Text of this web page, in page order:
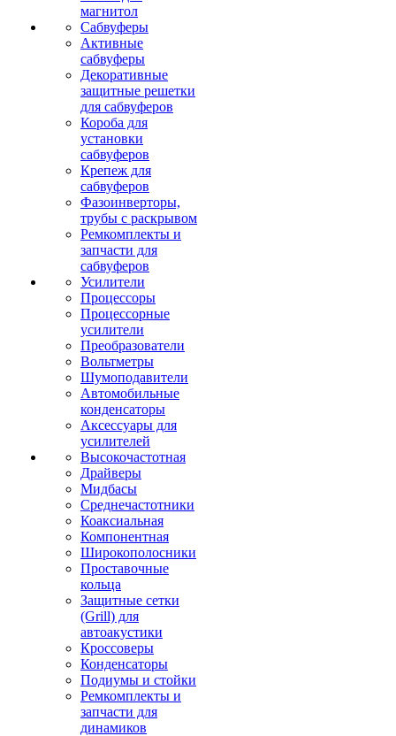
магнитол
Сабвуферы
Активные
сабвуферы
Декоративные
защитные решетки
для сабвуферов
Короба для
установки
сабвуферов
Крепеж для
сабвуферов
Фазоинверторы,
трубы с раскрывом
Ремкомплекты и
запчасти для
сабвуферов
Усилители
Процессоры
Процессорные
усилители
Преобразователи
Вольтметры
Шумоподавители
Автомобильные
конденсаторы
Аксессуары для
усилителей
Высокочастотная
Драйверы
Мидбасы
Среднечастотники
Коаксиальная
Компонентная
Широкополосники
Проставочные
кольца
Защитные сетки
(Grill) для
автоакустики
Кроссоверы
Конденсаторы
Подиумы и стойки
Ремкомплекты и
запчасти для
динамиков